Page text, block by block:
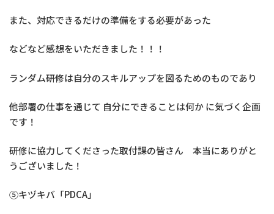
また、対応できるだけの準備をする必要があった
などなど感想をいただきました！！！
ランダム研修は自分のスキルアップを図るためのものであり
他部署の仕事を通じて 自分にできることは何か に気づく企画
です！
研修に協力してくださった取付課の皆さん 本当にありがと
うございました！
⑤キヅキバ「PDCA」